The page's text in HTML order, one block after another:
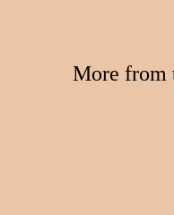
More from